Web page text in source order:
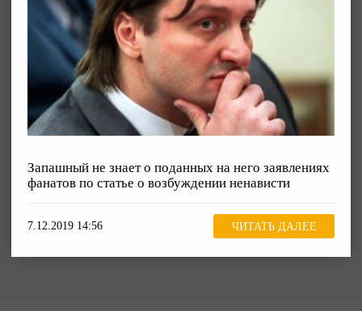
Запашный не знает о поданных на него заявлениях
фанатов по статье о возбуждении ненависти
7.12.2019 14:56 ЧИТАТЬ ДАЛЕЕ